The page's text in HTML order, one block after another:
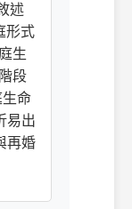
述
形式
生
段
命
易出
再婚